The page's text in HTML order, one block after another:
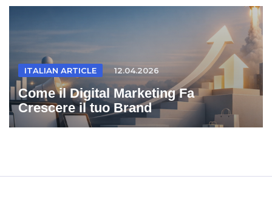
ITALIAN ARTICLE 12.04.2026
Come il Digital Marketing Fa
Crescere il tuo Brand